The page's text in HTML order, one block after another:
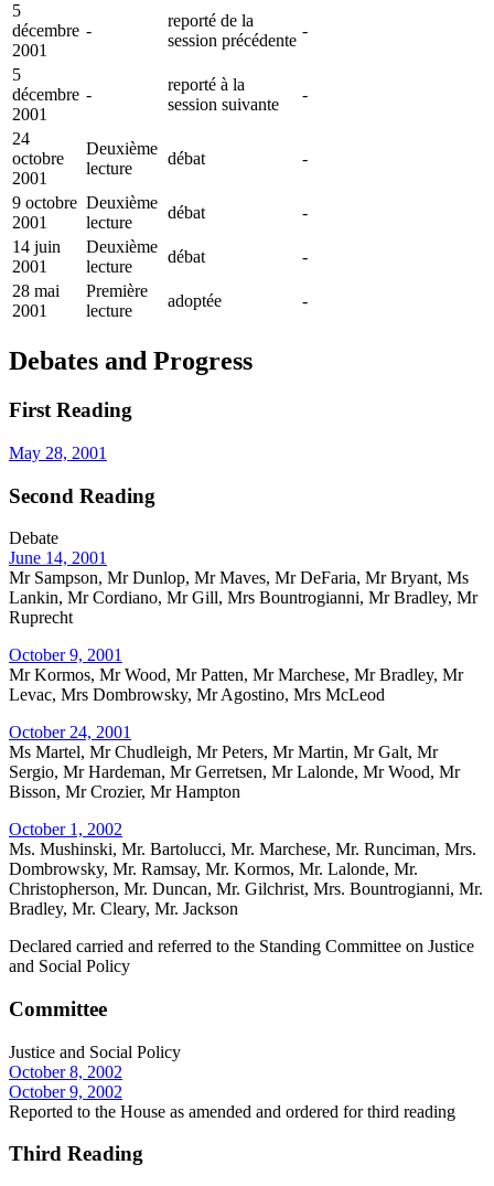
5
décembre
2001
-
reporté de la
session précédente
-
5
décembre
2001
-
reporté à la
session suivante
-
24
octobre
2001
Deuxième
lecture
débat -
9 octobre
2001
Deuxième
lecture
débat
-
14 juin
2001
Deuxième
lecture
débat
-
28 mai
2001
Première
lecture
adoptée -
Debates and Progress
First Reading
May 28, 2001
Second Reading
Debate
June 14, 2001
Mr Sampson, Mr Dunlop, Mr Maves, Mr DeFaria, Mr Bryant, Ms
Lankin, Mr Cordiano, Mr Gill, Mrs Bountrogianni, Mr Bradley, Mr
Ruprecht
October 9, 2001
Mr Kormos, Mr Wood, Mr Patten, Mr Marchese, Mr Bradley, Mr
Levac, Mrs Dombrowsky, Mr Agostino, Mrs McLeod
October 24, 2001
Ms Martel, Mr Chudleigh, Mr Peters, Mr Martin, Mr Galt, Mr
Sergio, Mr Hardeman, Mr Gerretsen, Mr Lalonde, Mr Wood, Mr
Bisson, Mr Crozier, Mr Hampton
October 1, 2002
Ms. Mushinski, Mr. Bartolucci, Mr. Marchese, Mr. Runciman, Mrs.
Dombrowsky, Mr. Ramsay, Mr. Kormos, Mr. Lalonde, Mr.
Christopherson, Mr. Duncan, Mr. Gilchrist, Mrs. Bountrogianni, Mr.
Bradley, Mr. Cleary, Mr. Jackson
Declared carried and referred to the Standing Committee on Justice
and Social Policy
Committee
Justice and Social Policy
October 8, 2002
October 9, 2002
Reported to the House as amended and ordered for third reading
Third Reading